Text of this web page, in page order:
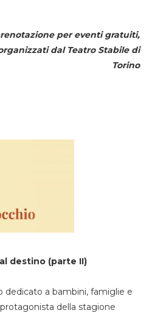
per eventi gratuiti,
dal Teatro Stabile di
Torino
destino (parte II)
dedicato a bambini, famiglie e
della stagione